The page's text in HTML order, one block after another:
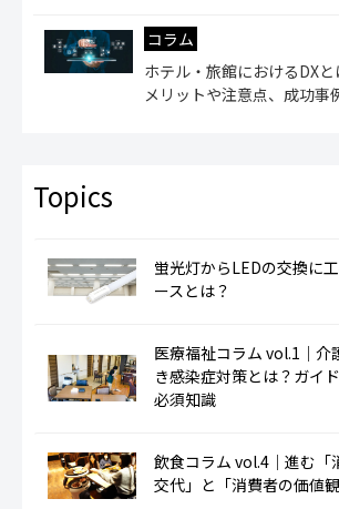
コラム
ホテル・旅館におけるDX
メリットや注意点、成功事
蛍光灯からLEDの交換に
ースとは？
医療福祉コラム vol.1｜介
き感染症対策とは？ガイ
必須知識
飲食コラム vol.4｜進む「
交代」と「消費者の価値観